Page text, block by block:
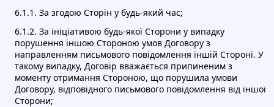
6.1.1. За згодою Сторін у будь-який час;
6.1.2. За ініціативою будь-якої Сторони у випадку
порушення іншою Стороною умов Договору з
направленням письмового повідомлення іншій Стороні. У
такому випадку, Договір вважається припиненим з
моменту отримання Стороною, що порушила умови
Договору, відповідного письмового повідомлення від іншої
Сторони;